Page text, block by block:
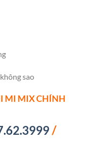
sao
MI MIX CHÍNH
/